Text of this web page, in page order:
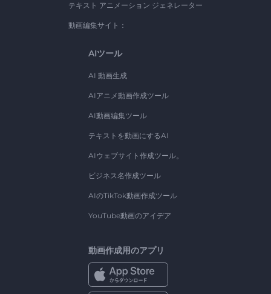
テキスト アニメーション ジェネレーター
動画編集サイト：
AIツール
AI 動画生成
AIアニメ動画作成ツール
AI動画編集ツール
テキストを動画にするAI
AIウェブサイト作成ツール。
ビジネス名作成ツール
AIのTikTok動画作成ツール
YouTube動画のアイデア
動画作成用のアプリ